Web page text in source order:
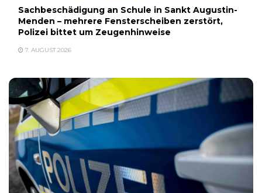
Sachbeschädigung an Schule in Sankt Augustin-
Menden – mehrere Fensterscheiben zerstört,
Polizei bittet um Zeugenhinweise
7. AUGUST 2026